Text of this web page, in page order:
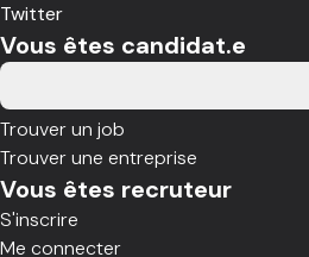
Twitter
Vous êtes candidat.e
Trouver un job
Trouver une entreprise
Vous êtes recruteur
S'inscrire
Me connecter